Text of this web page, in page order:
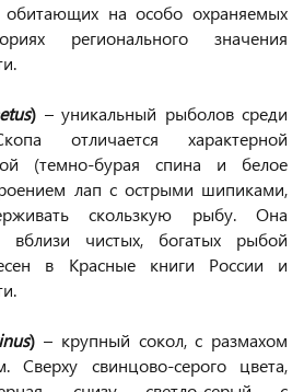
на особо охраняемых
регионального значения
) – уникальный рыболов среди
отличается характерной
(темно-бурая спина и белое
лап с острыми шипиками,
скользкую рыбу. Она
вблизи чистых, богатых рыбой
в Красные книги России и
) – крупный сокол, с размахом
свинцово-серого цвета,